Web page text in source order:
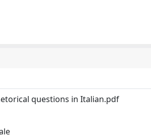
questions in Italian.pdf